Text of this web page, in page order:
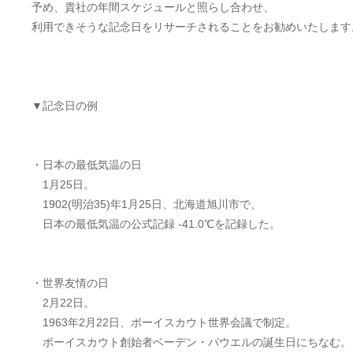
予め、貴社の年間スケジュールと照らし合わせ、
利用できそうな記念日をリサーチされることをお勧めいたしま
▼記念日の例
・日本の最低気温の日
1月25日。
1902(明治35)年1月25日、北海道旭川市で、
日本の最低気温の公式記録 -41.0℃を記録した。
・世界友情の日
2月22日。
1963年2月22日、ボーイスカウト世界会議で制定。
ボーイスカウト創始者ベーデン・パウエルの誕生日にちなむ。